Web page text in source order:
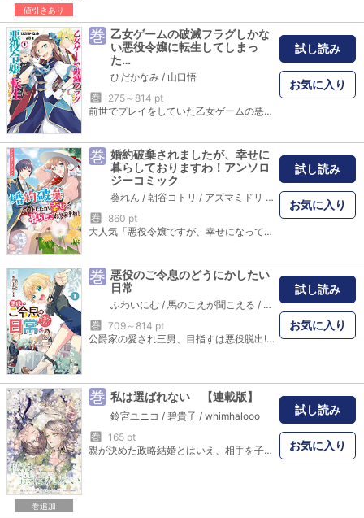
値引きあり
巻 乙女ゲームの破滅フラグしかな
い悪役令嬢に転生してしまっ
た…
ひだかなみ / 山口悟
巻
275～814 pt
前世でプレイをしていた乙女ゲームの悪役令嬢・カタリナに転生してしまった私。そんな悪役令嬢の未来は、国外追放か死亡のみ!? そんなのあんまりじゃない!? さらに破滅エンドを回避するために奔走していたら、今度は恋愛フラグが立ちまくり!? 一体私どうなっちゃうの――!? 山口悟が放つ大人気小説のコミカライズが待望の単行本発売！
試し読み
お気に入り
巻 婚約破棄されましたが、幸せに
暮らしておりますわ！アンソロ
ジーコミック
葵れん / 朝谷コトリ / アズマミドリ あぜか流渡 /ARATA
巻
860 pt
大人気「悪役令嬢ですが、幸せになってみせますわ！アンソロジーコミック」シリーズより派生アンソロジーが登場！ 婚約破棄されたからって、不幸になったわけじゃない！ 自分の生きる道はいつだって自分で見つけるの！ 「小説家になろう」掲載の読み切り5本をボリュームたっぷりでコミカライズ♪ ＜収録作品＞「悪役令嬢に仕立て上げられた私は、魔王と一緒にスローライフを送ることにします」漫画：ななしののん 原作：チェレステ/「怪しげな研究をしているみたいで不気味、という理由で婚約破棄と追放を言い渡された錬金術師の私ですが。」漫画：白木 原作：陸奥こはる/「気づいた時には大賢者の娘になっていた」漫画：ねこ田太子 原作：高八木レイナ/「修道女エンドを迎えた悪役令嬢は最強の戦闘聖女となった」漫画：桂 実 原作：枝豆ずんだ/「王妃教育は文字通り血反吐を吐くものでしたので、喜んで婚約破棄を受け入れました」漫画：ほしな 原作：りんご飴ツイン
試し読み
お気に入り
巻 悪役のご令息のどうにかしたい
日常
ふわいにむ / 馬のこえが聞こえる / コウキ。
巻
709～814 pt
公爵家の愛され三男、目指すは悪役脱出!? 「一迅社ノベルス」の大人気作をコミカライズ！ 悪役のご令息が破滅回避のためにがんばる、ゆるふわ異世界転生ファンタジー♪ 描き下ろし巻末マンガも収録!! ～STORY～ わがまま放題で高笑いしてたとき、僕(6歳)は前世を思い出した。ここはRPGの世界? しかも僕、未来で勇者にやぶれ、三兄弟の中で最弱って言われる存在――いわゆる悪役。ついてない。ひどい。混乱して落ちこんで、悩んで決めた。まずは悪役をやめよう! 良い子になって、大好きなお兄様や使用人たちと仲良くしてフラグを倒そう!!
試し読み
お気に入り
巻追加
巻 私は選ばれない 【連載版】
鈴宮ユニコ / 碧貴子 / whimhalooo
巻
165 pt
親が決めた政略結婚とはいえ、相手を子供の頃から恋い慕っている伯爵令嬢のクロエ。ところが、婚約者であるその男性、オルドランド侯爵家の嫡男エルネストは、最終的にクロエではなく妹のエミリィを選ぶ。残酷な現実に打ちひしがれるクロエだが、そんな彼女にシスレーユ公爵家のレオネルが突然結婚を申し込んできて――。不遇な伯爵令嬢と愛を知らない小公爵の、契約結婚からはじまる執着×溺愛ストーリー！【本商品は単話コンテンツとなります。単行本版と収録内容が異なる場合がございます。漫画内の告知等は過去のものとなりますので、ご注意ください。】
試し読み
お気に入り